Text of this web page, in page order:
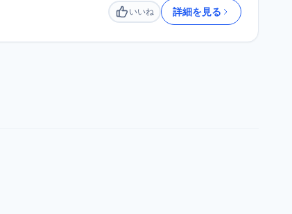
いいね
いいね 詳細を見る